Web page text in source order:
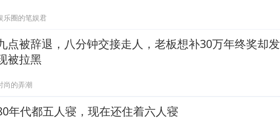
乐圈的笔娱君
点被辞退，八分钟交接走人，老板想补30万年终奖却发
被拉黑
尚的弄潮
年代都五人寝，现在还住着六人寝